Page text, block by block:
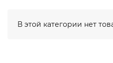
В этой категории нет